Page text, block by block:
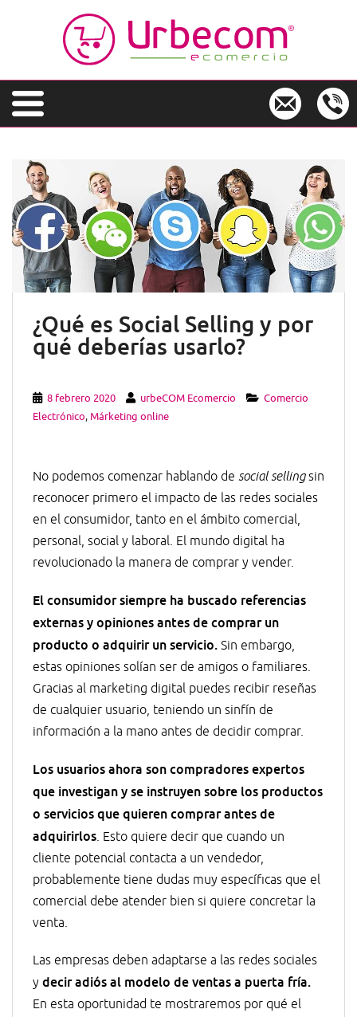
t
¿Qué es Social Selling y por
qué deberías usarlo?
8 febrero 2020 urbeCOM Ecomercio
Comercio
Electrónico,Márketing online
No podemos comenzar hablando de social sellingsin
reconocer primero el impacto de las redes sociales
en el consumidor, tanto en el ámbito comercial,
personal, social y laboral. El mundo digital ha
revolucionado la manera de comprar y vender.
El consumidor siempre ha buscado referencias
externas y opiniones antes de comprar un
producto o adquirir un servicio. Sin embargo,
estas opiniones solían ser de amigos o familiares.
Gracias al marketing digital puedes recibir reseñas
de cualquier usuario, teniendo un sinfín de
información a la mano antes de decidir comprar.
Los usuarios ahora son compradores expertos
que investigan y se instruyen sobre los productos
o servicios que quieren comprar antes de
adquirirlos. Esto quiere decir que cuando un
cliente potencial contacta a un vendedor,
probablemente tiene dudas muy específicas que el
comercial debe atender bien si quiere concretar la
venta.
Las empresas deben adaptarse a las redes sociales
y decir adiós al modelo de ventas a puerta fría.
En esta oportunidad te mostraremos por qué el